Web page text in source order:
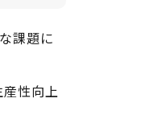
課題に
産性向上